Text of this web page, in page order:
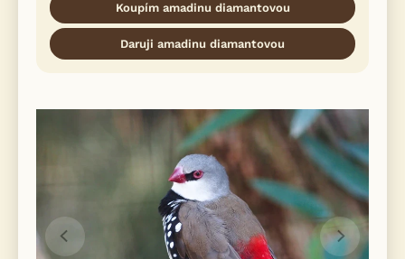
Koupím amadinu diamantovou
Daruji amadinu diamantovou